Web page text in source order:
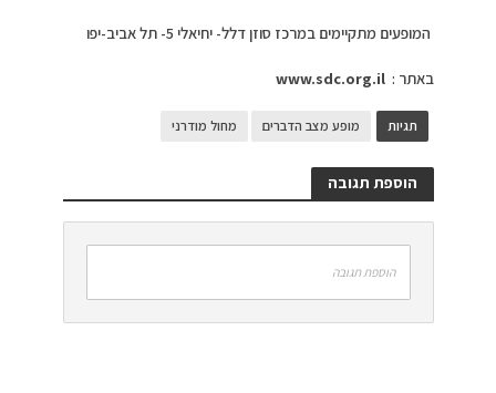
המופעים מתקיימים במרכז סוזן דלל- יחיאלי 5- תל אביב-יפו
באתר : www.sdc.org.il
תגיות מופע מצב הדברים מחול מודרני
הוספת תגובה
הוספת תגובה